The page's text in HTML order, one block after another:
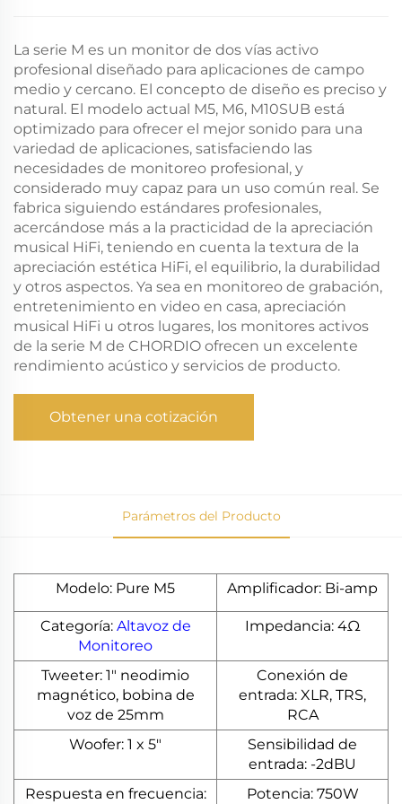
La serie M es un monitor de dos vías activo
profesional diseñado para aplicaciones de campo
medio y cercano. El concepto de diseño es preciso y
natural. El modelo actual M5, M6, M10SUB está
optimizado para ofrecer el mejor sonido para una
variedad de aplicaciones, satisfaciendo las
necesidades de monitoreo profesional, y
considerado muy capaz para un uso común real. Se
fabrica siguiendo estándares profesionales,
acercándose más a la practicidad de la apreciación
musical HiFi, teniendo en cuenta la textura de la
apreciación estética HiFi, el equilibrio, la durabilidad
y otros aspectos. Ya sea en monitoreo de grabación,
entretenimiento en video en casa, apreciación
musical HiFi u otros lugares, los monitores activos
de la serie M de CHORDIO ofrecen un excelente
rendimiento acústico y servicios de producto.
Obtener una cotización
Parámetros del Producto
Modelo: Pure M5 Amplificador: Bi-amp
Categoría: Altavoz de
Monitoreo
Impedancia: 4Ω
Tweeter: 1" neodimio
magnético, bobina de
voz de 25mm
Conexión de
entrada: XLR, TRS,
RCA
Woofer: 1 x 5"
Sensibilidad de
entrada: -2dBU
Respuesta en frecuencia:
Potencia: 750W